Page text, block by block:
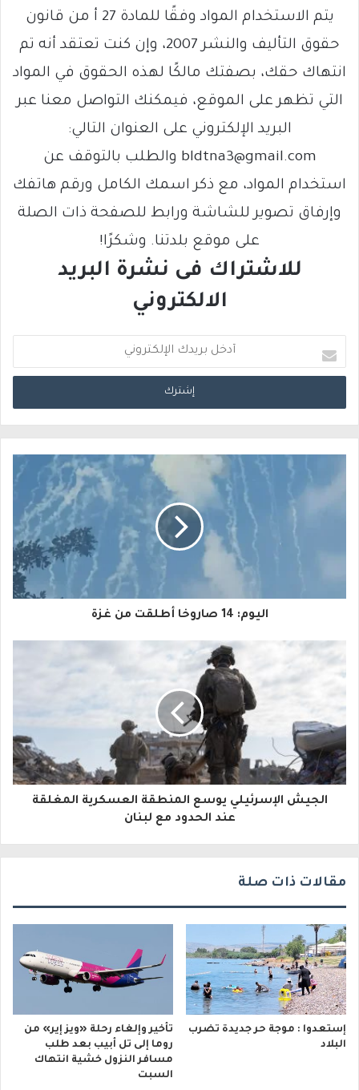
يتم الاستخدام المواد وفقًا للمادة 27 أ من قانون
حقوق التأليف والنشر 2007، وإن كنت تعتقد أنه تم
انتهاك حقك، بصفتك مالكًا لهذه الحقوق في المواد
التي تظهر على الموقع، فيمكنك التواصل معنا عبر
البريد الإلكتروني على العنوان التالي:
bldtna3@gmail.com والطلب بالتوقف عن
استخدام المواد، مع ذكر اسمك الكامل ورقم هاتفك
وإرفاق تصوير للشاشة ورابط للصفحة ذات الصلة
على موقع بلدتنا. وشكرًا!
للاشتراك فى نشرة البريد
الالكتروني
د
خ
ا
ك
ت
ر
اليوم: 14 صاروخا أطلقت من غزة
الجيش الإسرئيلي يوسع المنطقة العسكرية المغلقة
عند الحدود مع لبنان
مقالات ذات صلة
إستعدوا : موجة حر جديدة تضرب
البلاد
تأخير وإلغاء رحلة «ويز إير» من
روما إلى تل أبيب بعد طلب
مسافر النزول خشية انتهاك
السبت